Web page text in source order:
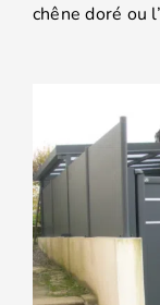
chêne doré ou